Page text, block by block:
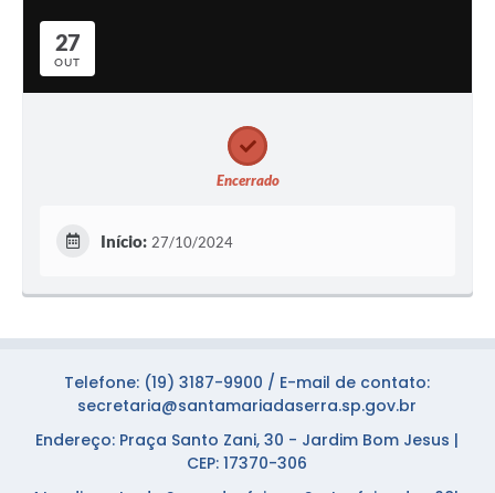
27
OUT
Encerrado
Início: 27/10/2024
Telefone: (19) 3187-9900 / E-mail de contato:
secretaria@santamariadaserra.sp.gov.br
Endereço: Praça Santo Zani, 30 - Jardim Bom Jesus |
CEP: 17370-306